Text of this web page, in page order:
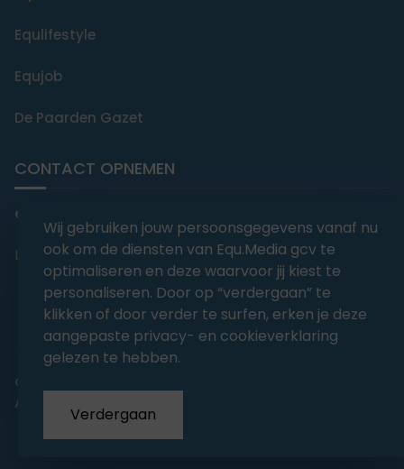
Equlifestyle
Equjob
De Paarden Gazet
CONTACT OPNEMEN
editorial@equmedia.be
Langendamdreef 22 9880 Aalter België
Copyrights 2026EQU.MEDIA BV
WithLovefrom our team.
abonnementsvoorwaarden
Algemene voorwaarden
Wij gebruiken jouw persoonsgegevens vanaf nu
ook om de diensten van Equ.Media gcv te
optimaliseren en deze waarvoor jij kiest te
personaliseren. Door op “verdergaan” te
klikken of door verder te surfen, erken je deze
aangepaste privacy- en cookieverklaring
gelezen te hebben.
Verdergaan